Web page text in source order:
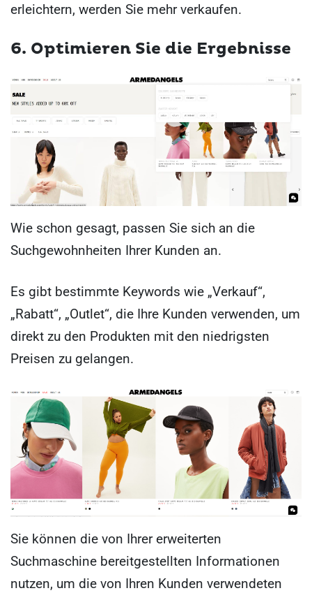
erleichtern, werden Sie mehr verkaufen.
6. Optimieren Sie die Ergebnisse
Wie schon gesagt, passen Sie sich an die
Suchgewohnheiten Ihrer Kunden an.
Es gibt bestimmte Keywords wie „Verkauf“,
„Rabatt“, „Outlet“, die Ihre Kunden verwenden, um
direkt zu den Produkten mit den niedrigsten
Preisen zu gelangen.
Sie können die von Ihrer erweiterten
Suchmaschine bereitgestellten Informationen
nutzen, um die von Ihren Kunden verwendeten